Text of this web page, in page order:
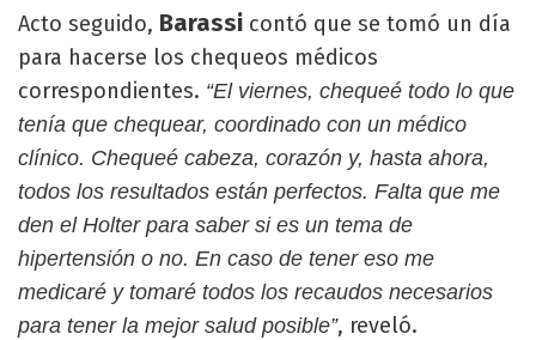
Acto seguido, Barassi contó que se tomó un día
para hacerse los chequeos médicos
correspondientes. “El viernes, chequeé todo lo que
tenía que chequear, coordinado con un médico
clínico. Chequeé cabeza, corazón y, hasta ahora,
todos los resultados están perfectos. Falta que me
den el Holter para saber si es un tema de
hipertensión o no. En caso de tener eso me
medicaré y tomaré todos los recaudos necesarios
para tener la mejor salud posible”, reveló.